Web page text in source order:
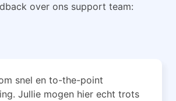
over ons support team:
snel en to-the-point
Jullie mogen hier echt trots